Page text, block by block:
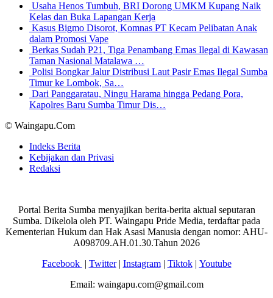
Usaha Henos Tumbuh, BRI Dorong UMKM Kupang Naik
Kelas dan Buka Lapangan Kerja
Kasus Bigmo Disorot, Komnas PT Kecam Pelibatan Anak
dalam Promosi Vape
Berkas Sudah P21, Tiga Penambang Emas Ilegal di Kawasan
Taman Nasional Matalawa …
Polisi Bongkar Jalur Distribusi Laut Pasir Emas Ilegal Sumba
Timur ke Lombok, Sa…
Dari Panggaratau, Ningu Harama hingga Pedang Pora,
Kapolres Baru Sumba Timur Dis…
© Waingapu.Com
Indeks Berita
Kebijakan dan Privasi
Redaksi
Portal Berita Sumba menyajikan berita-berita aktual seputaran
Sumba. Dikelola oleh PT. Waingapu Pride Media, terdaftar pada
Kementerian Hukum dan Hak Asasi Manusia dengan nomor: AHU-
A098709.AH.01.30.Tahun 2026
Facebook | Twitter| Instagram| Tiktok| Youtube
Email: waingapu.com@gmail.com